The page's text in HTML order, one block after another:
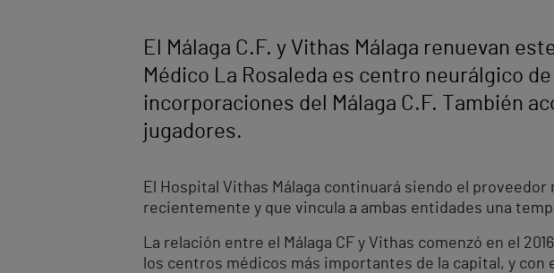
El Málaga C.F. y Vithas Málaga renuevan
Médico La Rosaleda es centro neurálgico
incorporaciones del Málaga C.F. También
jugadores.
El Hospital Vithas Málaga continuará siendo el
recientemente y que vincula a ambas entidades una
La relación entre el Málaga CF y Vithas comenzó en el
los centros médicos más importantes de la capital, y con